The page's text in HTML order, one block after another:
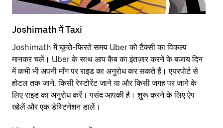
Joshimath में Taxi
Joshimath में घूमते-फिरते समय Uber को टैक्सी का विकल्प
मानकर चलें। Uber के साथ आप कैब का इंतज़ार करने के बजाय दिन
में कभी भी अपनी माँग पर राइड का अनुरोध कर सकते हैं। एयरपोर्ट से
होटल तक जाने, किसी रेस्टोरेंट जाने या और किसी जगह पर जाने के
लिए राइड का अनुरोध करें। पसंद आपकी है। शुरू करने के लिए ऐप
खोलें और एक डेस्टिनेशन डालें।